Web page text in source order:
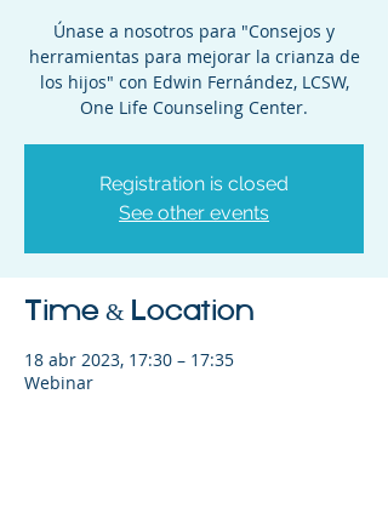
Únase a nosotros para "Consejos y
herramientas para mejorar la crianza de
los hijos" con Edwin Fernández, LCSW,
One Life Counseling Center.
Registration is closed
See other events
Time & Location
18 abr 2023, 17:30 – 17:35
Webinar